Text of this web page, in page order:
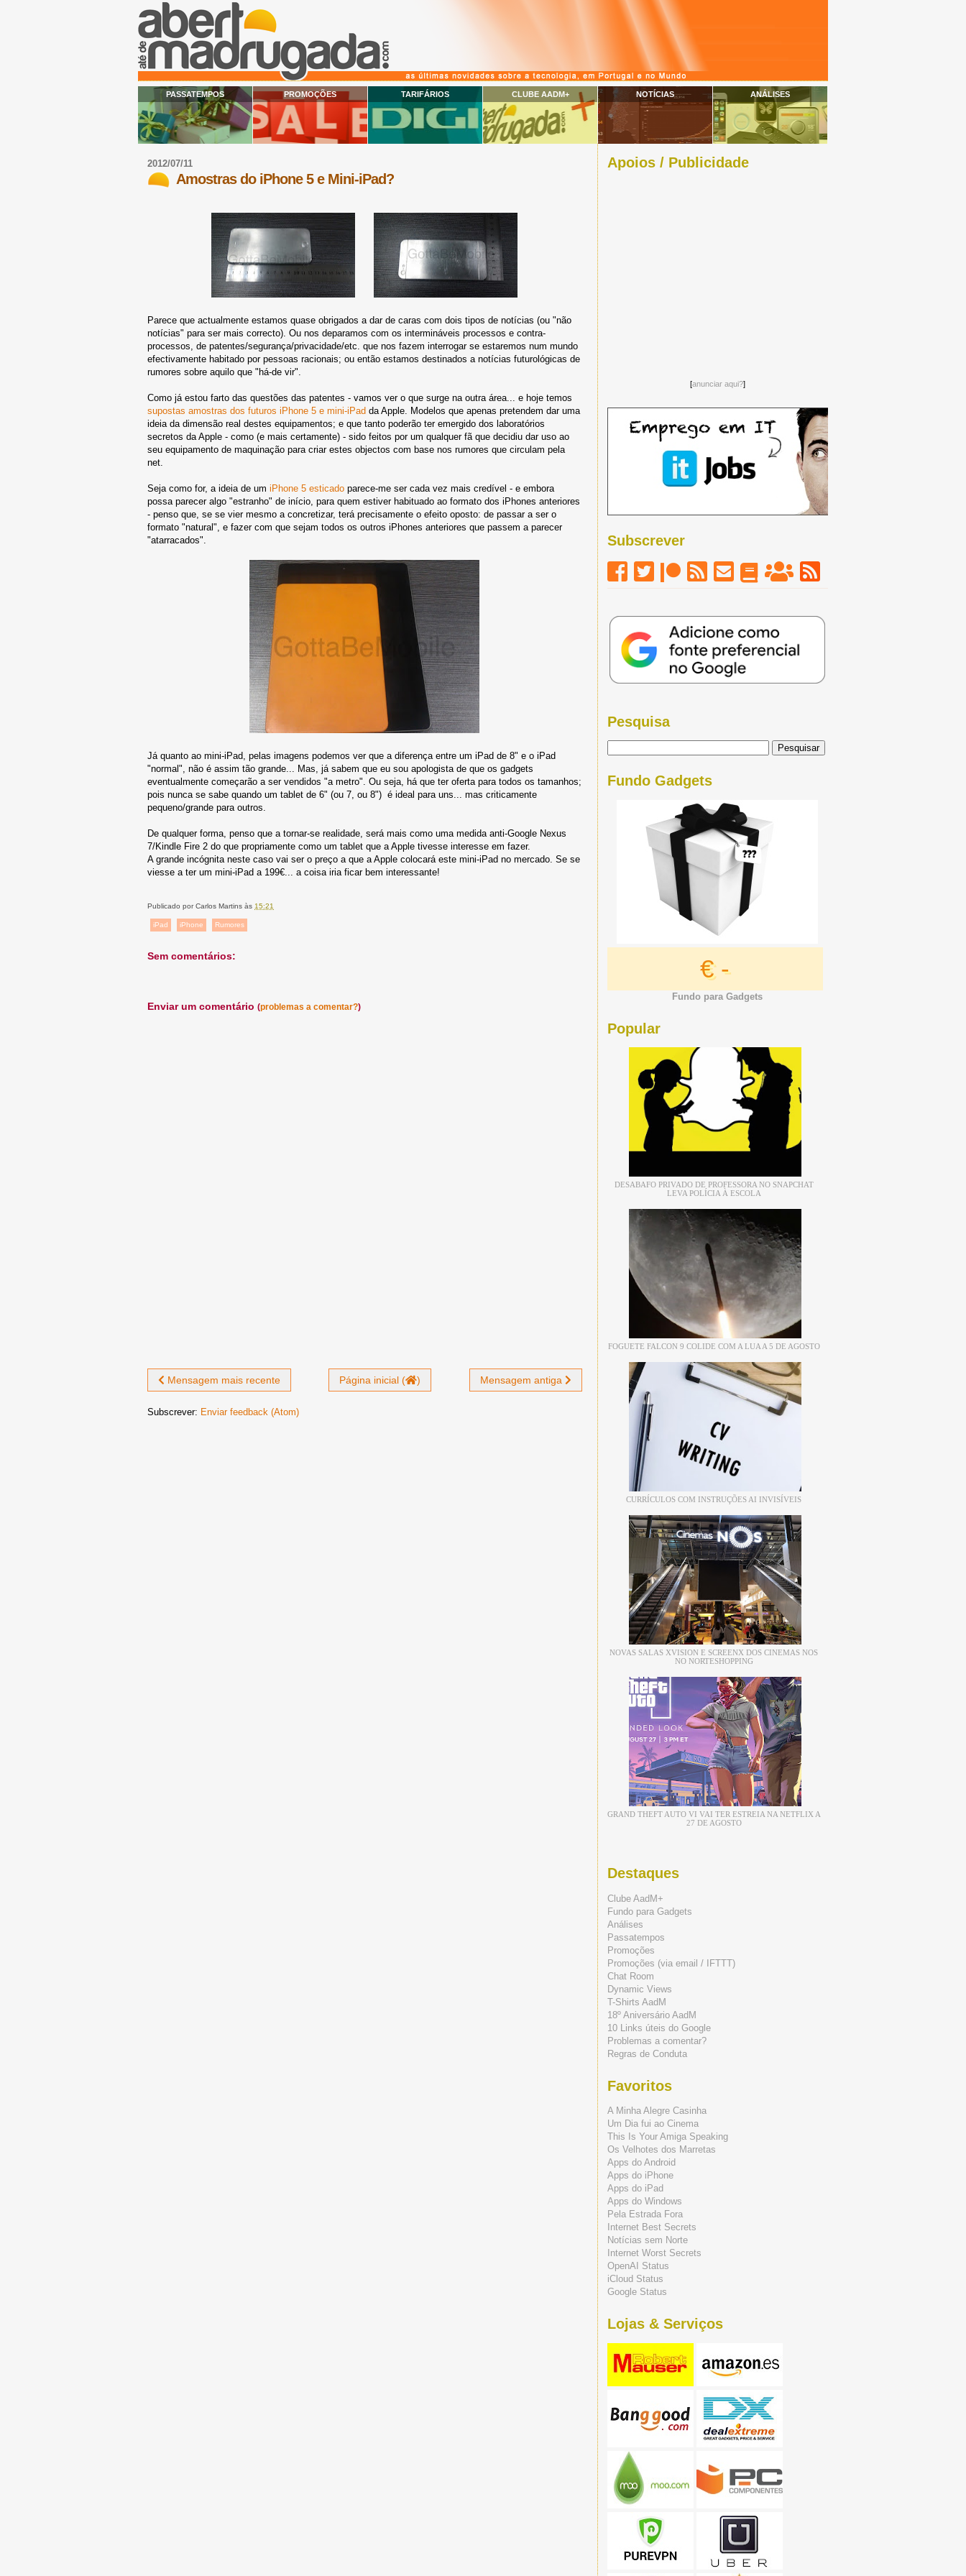
PASSATEMPOS PROMOÇÕES TARIFÁRIOS CLUBE AADM+ NOTÍCIAS ANÁLISES
2012/07/11
Amostras do iPhone 5 e Mini-iPad?
Parece que actualmente estamos quase obrigados a dar de caras com dois tipos de notícias (ou "não
notícias" para ser mais correcto). Ou nos deparamos com os intermináveis processos e contra-
processos, de patentes/segurança/privacidade/etc. que nos fazem interrogar se estaremos num mundo
efectivamente habitado por pessoas racionais; ou então estamos destinados a notícias futurológicas de
rumores sobre aquilo que "há-de vir".
Como já estou farto das questões das patentes - vamos ver o que surge na outra área... e hoje temos
supostas amostras dos futuros iPhone 5 e mini-iPad da Apple. Modelos que apenas pretendem dar uma
ideia da dimensão real destes equipamentos; e que tanto poderão ter emergido dos laboratórios
secretos da Apple - como (e mais certamente) - sido feitos por um qualquer fã que decidiu dar uso ao
seu equipamento de maquinação para criar estes objectos com base nos rumores que circulam pela
net.
Seja como for, a ideia de um iPhone 5 esticado parece-me ser cada vez mais credível - e embora
possa parecer algo "estranho" de início, para quem estiver habituado ao formato dos iPhones anteriores
- penso que, se se vier mesmo a concretizar, terá precisamente o efeito oposto: de passar a ser o
formato "natural", e fazer com que sejam todos os outros iPhones anteriores que passem a parecer
"atarracados".
Já quanto ao mini-iPad, pelas imagens podemos ver que a diferença entre um iPad de 8" e o iPad
"normal", não é assim tão grande... Mas, já sabem que eu sou apologista de que os gadgets
eventualmente começarão a ser vendidos "a metro". Ou seja, há que ter oferta para todos os tamanhos;
pois nunca se sabe quando um tablet de 6" (ou 7, ou 8") é ideal para uns... mas criticamente
pequeno/grande para outros.
De qualquer forma, penso que a tornar-se realidade, será mais como uma medida anti-Google Nexus
7/Kindle Fire 2 do que propriamente como um tablet que a Apple tivesse interesse em fazer.
A grande incógnita neste caso vai ser o preço a que a Apple colocará este mini-iPad no mercado. Se se
viesse a ter um mini-iPad a 199€... a coisa iria ficar bem interessante!
Publicado porCarlos Martins às 15:21
iPad iPhone Rumores
Sem comentários:
Enviar um comentário (problemas a comentar?)
Mensagem mais recente Mensagem antiga
Página inicial ( )
Subscrever: Enviar feedback (Atom)
Apoios / Publicidade
[anunciar aqui?]
Subscrever
Pesquisa
Fundo Gadgets
€ -
Fundo para Gadgets
Popular
DESABAFO PRIVADO DE PROFESSORA NO SNAPCHAT
LEVA POLÍCIA À ESCOLA
FOGUETE FALCON 9 COLIDE COM A LUA A 5 DE AGOSTO
CURRÍCULOS COM INSTRUÇÕES AI INVISÍVEIS
NOVAS SALAS XVISION E SCREENX DOS CINEMAS NOS
NO NORTESHOPPING
GRAND THEFT AUTO VI VAI TER ESTREIA NA NETFLIX A
27 DE AGOSTO
Destaques
Clube AadM+
Fundo para Gadgets
Análises
Passatempos
Promoções
Promoções (via email / IFTTT)
Chat Room
Dynamic Views
T-Shirts AadM
18º Aniversário AadM
10 Links úteis do Google
Problemas a comentar?
Regras de Conduta
Favoritos
A Minha Alegre Casinha
Um Dia fui ao Cinema
This Is Your Amiga Speaking
Os Velhotes dos Marretas
Apps do Android
Apps do iPhone
Apps do iPad
Apps do Windows
Pela Estrada Fora
Internet Best Secrets
Notícias sem Norte
Internet Worst Secrets
OpenAI Status
iCloud Status
Google Status
Lojas & Serviços